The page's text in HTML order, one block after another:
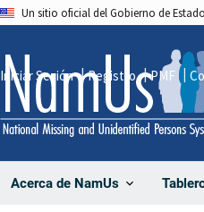
Un sitio oficial del Gobierno de
Acerca de NamUs
Iniciar Sesión Registro PMF